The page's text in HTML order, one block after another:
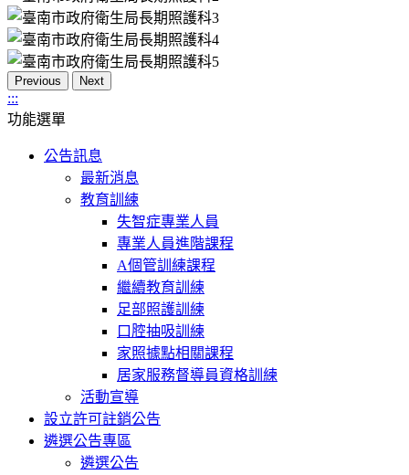
Previous Next
:::
功能選單
公告訊息
最新消息
教育訓練
失智症專業人員
專業人員進階課程
A個管訓練課程
繼續教育訓練
足部照護訓練
口腔抽吸訓練
家照據點相關課程
居家服務督導員資格訓練
活動宣導
設立許可註銷公告
遴選公告專區
遴選公告